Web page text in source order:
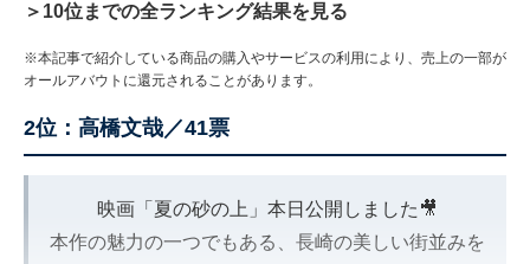
＞10位までの全ランキング結果を見る
※本記事で紹介している商品の購入やサービスの利用により、売上の一部が
オールアバウトに還元されることがあります。
2位：高橋文哉／41票
映画「夏の砂の上」本日公開しました🎥
本作の魅力の一つでもある、長崎の美しい街並みを